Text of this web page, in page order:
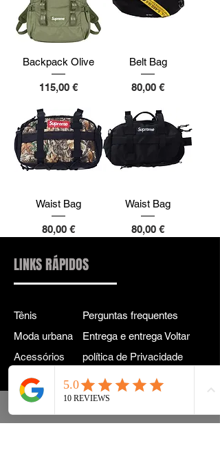
Backpack Olive
Preço
115,00 €
Belt Bag
Preço
80,00 €
Waist Bag
Preço
80,00 €
Waist Bag
Preço
80,00 €
LINKS RÁPIDOS
Tênis
Moda urbana
Acessórios
Instagram
Perguntas frequentes
Entrega e entrega Voltar
política de Privacidade
Termos e Condições
Termos